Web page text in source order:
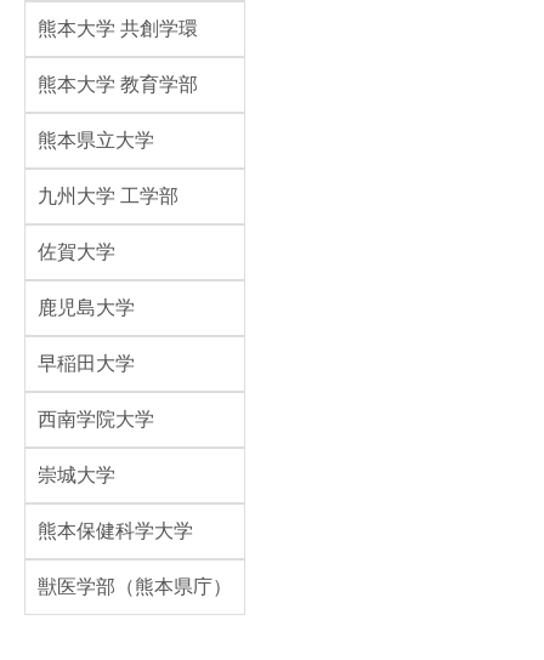
熊本大学 共創学環
熊本大学 教育学部
熊本県立大学
九州大学 工学部
佐賀大学
鹿児島大学
早稲田大学
西南学院大学
崇城大学
熊本保健科学大学
獣医学部（熊本県庁）